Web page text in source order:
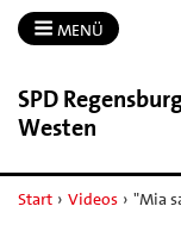
MENÜ
SPD
Westen
Start › Videos › "Mia